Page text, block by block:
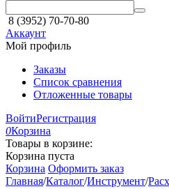
8 (3952) 70-70-80
Аккаунт
Мой профиль
Заказы
Список сравнения
Отложенные товары
ВойтиРегистрация
0Корзина
Товары в корзине:
Корзина пуста
Корзина Оформить заказ
Главная/Каталог/Инструмент/